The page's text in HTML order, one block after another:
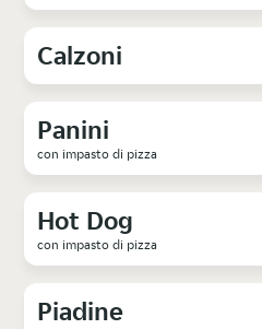
Calzoni
Panini
con impasto di pizza
Hot Dog
con impasto di pizza
Piadine